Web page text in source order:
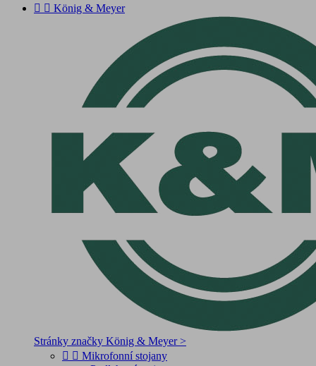
  König & Meyer
Stránky značky König & Meyer >
  Mikrofonní stojany